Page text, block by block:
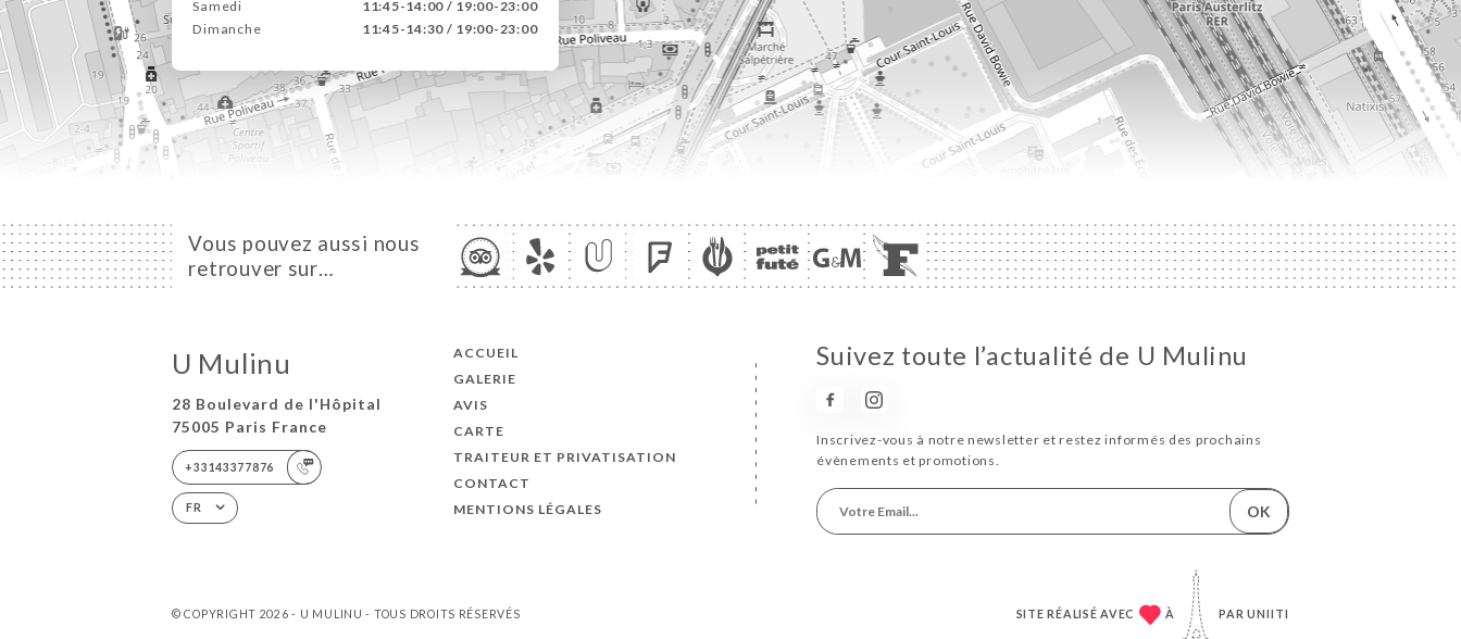
Samedi
11:45-14:00 / 19:00-23:00
Dimanche
11:45-14:30 / 19:00-23:00
Vous pouvez aussi nous
retrouver sur…
U Mulinu
28 Boulevard de l'Hôpital
75005 Paris France
+33143377876
FR
ACCUEIL
GALERIE
AVIS
CARTE
TRAITEUR ET PRIVATISATION
CONTACT
MENTIONS LÉGALES
Suivez toute l’actualité de U Mulinu
Inscrivez-vous à notre newsletter et restez informés des prochains
évènements et promotions.
OK
© COPYRIGHT 2026 - U MULINU - TOUS DROITS RÉSERVÉS SITE RÉALISÉ AVEC À PARUNIITI